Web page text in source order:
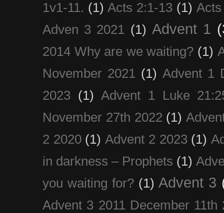
1v1-11. (1) Acts 2:1-13 (1)
Adven 3 2021 (1) Advent 1
2014 Why are we waiting? (1)
November 2021 (1) Advent 1
2023 (1) Advent 1 Luke
November 27th 2022 (1)
2 2020 (1) Advent 2 2023 (1)
in darkness – Prophets (1)
you waiting for? (1) Advent 3
Advent 3 2011 December 11th